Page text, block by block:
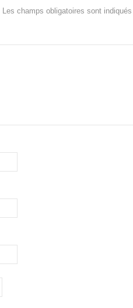
Les champs obligatoires sont